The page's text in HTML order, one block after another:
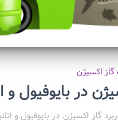
گاز اکسیژن
در بایوفیول و
گاز اکسیژن در بایوفیول و